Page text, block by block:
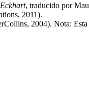
, traducido por
2011).
2004). Nota: